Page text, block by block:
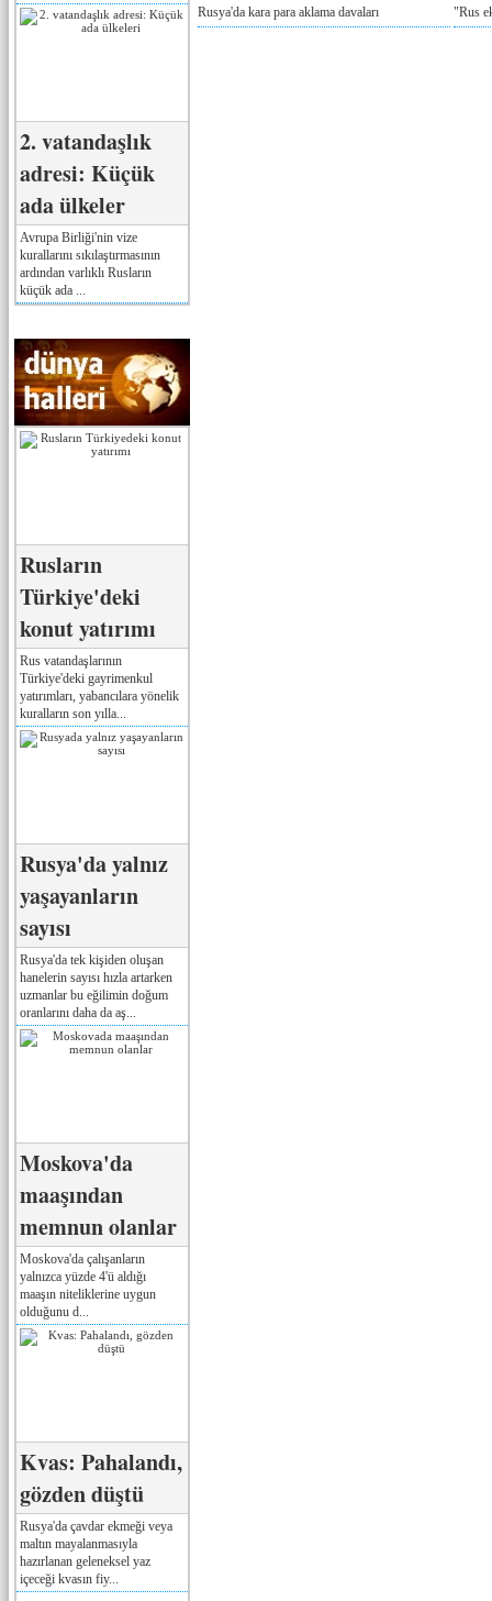
2. vatandaşlık
adresi: Küçük
ada ülkeler
Avrupa Birliği'nin vize
kurallarını sıkılaştırmasının
ardından varlıklı Rusların
küçük ada ...
Rusların
Türkiye'deki
konut yatırımı
Rus vatandaşlarının
Türkiye'deki gayrimenkul
yatırımları, yabancılara yönelik
kuralların son yılla...
Rusya'da yalnız
yaşayanların
sayısı
Rusya'da tek kişiden oluşan
hanelerin sayısı hızla artarken
uzmanlar bu eğilimin doğum
oranlarını daha da aş...
Moskova'da
maaşından
memnun olanlar
Moskova'da çalışanların
yalnızca yüzde 4'ü aldığı
maaşın niteliklerine uygun
olduğunu d...
Kvas: Pahalandı,
gözden düştü
Rusya'da çavdar ekmeği veya
maltın mayalanmasıyla
hazırlanan geleneksel yaz
içeceği kvasın fiy...
Rusya'da kara para aklama davaları
"Rus